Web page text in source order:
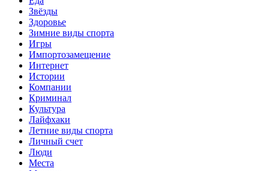
Звёзды
Здоровье
Зимние виды спорта
Игры
Импортозамещение
Интернет
Истории
Компании
Криминал
Культура
Лайфхаки
Летние виды спорта
Личный счет
Люди
Места